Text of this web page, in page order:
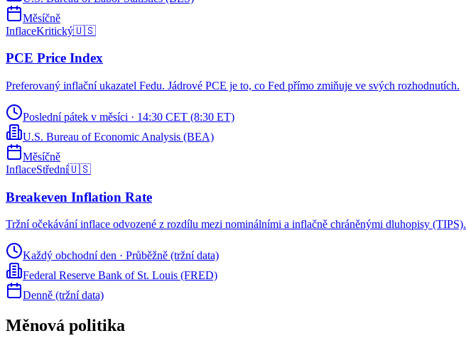
Měsíčně
InflaceKritický🇺🇸
PCE Price Index
Preferovaný inflační ukazatel Fedu. Jádrové PCE je to, co Fed přímo zmiňuje ve svých rozhodnutích.
Poslední pátek v měsíci · 14:30 CET (8:30 ET)
U.S. Bureau of Economic Analysis (BEA)
Měsíčně
InflaceStřední🇺🇸
Breakeven Inflation Rate
Tržní očekávání inflace odvozené z rozdílu mezi nominálními a inflačně chráněnými dluhopisy (TIPS).
Každý obchodní den · Průběžně (tržní data)
Federal Reserve Bank of St. Louis (FRED)
Denně (tržní data)
Měnová politika